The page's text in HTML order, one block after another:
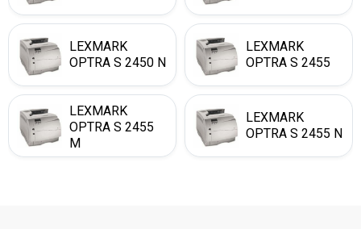
LEXMARK
OPTRA S 2450 N
LEXMARK
OPTRA S 2455
LEXMARK
OPTRA S 2455
M
LEXMARK
OPTRA S 2455 N